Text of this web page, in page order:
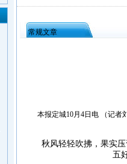
常规文章
本报定城10月4日电 （记者刘
秋风轻轻吹拂，果实压
五